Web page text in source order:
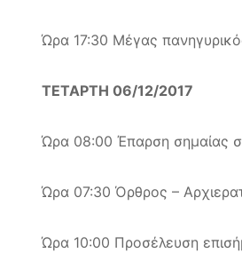
Ώρα 17:30 Μέγας
ΤΕΤΑΡΤΗ 06/12/2017
Ώρα 08:00 Έπαρση σημαίας
Ώρα 07:30 Όρθρος –
Ώρα 10:00 Προσέλευση